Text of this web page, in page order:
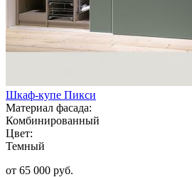
Шкаф-купе Пикси
Материал фасада:
Комбинированный
Цвет:
Темный
от 65 000 руб.